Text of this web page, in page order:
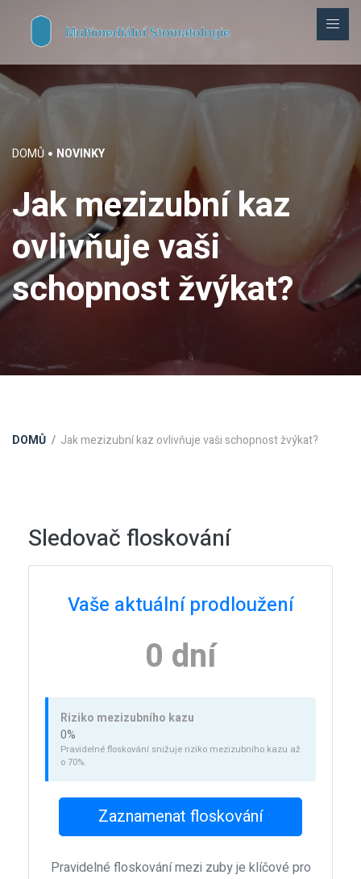
DOMŮ NOVINKY
Jak mezizubní kaz
ovlivňuje vaši
schopnost žvýkat?
DOMŮ Jak mezizubní kaz ovlivňuje vaši schopnost žvýkat?
Sledovač floskování
Vaše aktuální prodloužení
0 dní
Riziko mezizubního kazu
0%
Pravidelné floskování snižuje riziko mezizubního kazu až
o 70%.
Zaznamenat floskování
Pravidelné floskování mezi zuby je klíčové pro